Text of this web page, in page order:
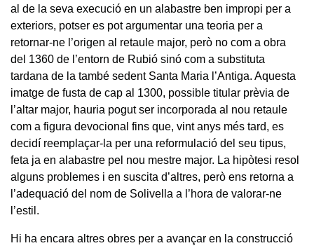
al de la seva execució en un alabastre ben impropi per a
exteriors, potser es pot argumentar una teoria per a
retornar-ne l’origen al retaule major, però no com a obra
del 1360 de l’entorn de Rubió sinó com a substituta
tardana de la també sedent Santa Maria l’Antiga. Aquesta
imatge de fusta de cap al 1300, possible titular prèvia de
l’altar major, hauria pogut ser incorporada al nou retaule
com a figura devocional fins que, vint anys més tard, es
decidí reemplaçar-la per una reformulació del seu tipus,
feta ja en alabastre pel nou mestre major. La hipòtesi resol
alguns problemes i en suscita d’altres, però ens retorna a
l’adequació del nom de Solivella a l’hora de valorar-ne
l’estil.
Hi ha encara altres obres per a avançar en la construcció